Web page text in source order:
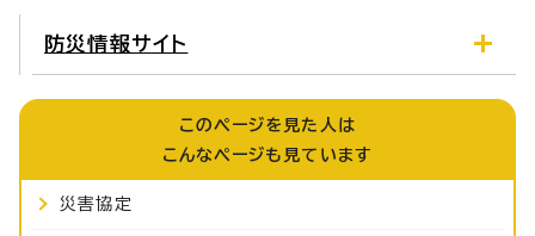
防災情報サイト
このページを見た人は
こんなページも見ています
災害協定